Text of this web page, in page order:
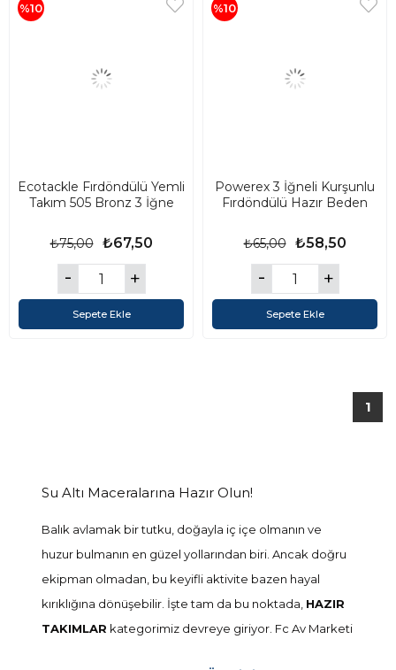
Ecotackle Fırdöndülü Yemli
Takım 505 Bronz 3 İğne
₺67,50
₺75,00
Sepete Ekle
%10
Powerex 3 İğneli Kurşunlu
Fırdöndülü Hazır Beden
₺58,50
₺65,00
Sepete Ekle
%10
1
Su Altı Maceralarına Hazır Olun!
Balık avlamak bir tutku, doğayla iç içe olmanın ve
huzur bulmanın en güzel yollarından biri. Ancak doğru
ekipman olmadan, bu keyifli aktivite bazen hayal
kırıklığına dönüşebilir. İşte tam da bu noktada, HAZIR
TAKIMLAR kategorimiz devreye giriyor. Fc Av Marketi